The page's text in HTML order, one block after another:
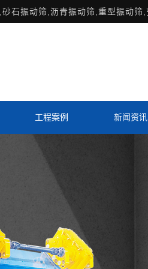
,砂石振动筛,沥青振动筛,重型振动筛
工程案例 新闻资讯